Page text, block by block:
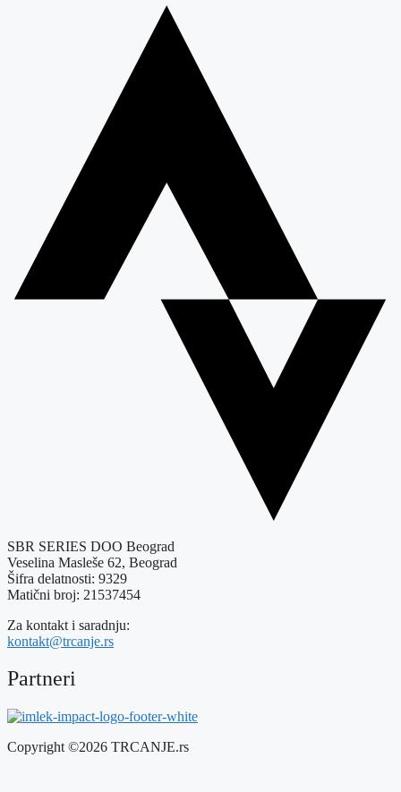
SBR SERIES DOO Beograd
Veselina Masleše 62, Beograd
Šifra delatnosti: 9329
Matični broj: 21537454
Za kontakt i saradnju:
kontakt@trcanje.rs
Partneri
Copyright ©2026 TRCANJE.rs